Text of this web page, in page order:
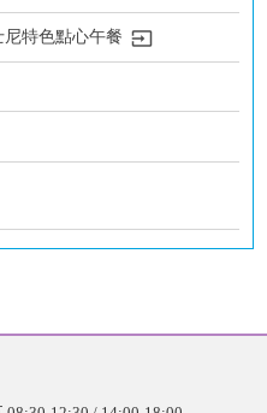
尼特色點心午餐